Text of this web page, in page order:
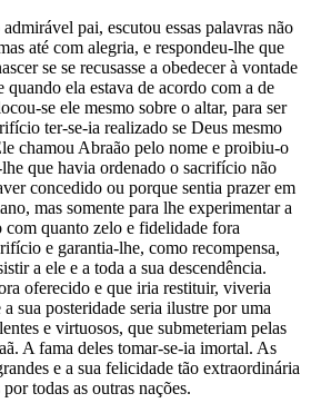
pai, escutou essas palavras não
até com alegria, e respondeu-lhe que
se se recusasse a obedecer à vontade
ela estava de acordo com a de
se ele mesmo sobre o altar, para ser
ter-se-ia realizado se Deus mesmo
chamou Abraão pelo nome e proibiu-o
que havia ordenado o sacrifício não
concedido ou porque sentia prazer em
mas somente para lhe experimentar a
quanto zelo e fidelidade fora
e garantia-lhe, como recompensa,
a ele e a toda a sua descendência.
oferecido e que iria restituir, viveria
sua posteridade seria ilustre por uma
e virtuosos, que submeteriam pelas
A fama deles tomar-se-ia imortal. As
e a sua felicidade tão extraordinária
todas as outras nações.